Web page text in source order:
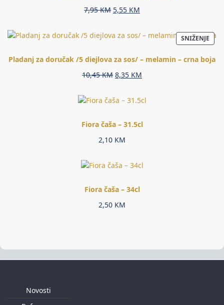
7,95KM Original
7,95 KM.
5,55 KM
5,55 KM.
SNIŽENJE
NA
Pladanj za doručak /5 diejlova za sos/ – melamin – crna boja
10,45KM Original
was:
10,45 KM.
8,35 KM
is:
8,35 KM.
Fiora čaša – 31.5cl
2,10 KM
Fiora čaša – 34cl
2,50 KM
Novosti